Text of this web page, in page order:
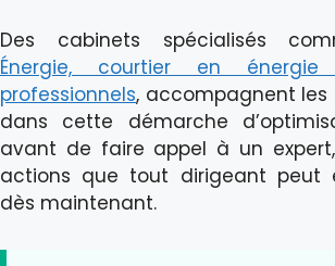
Des cabinets spécialisés
Énergie, courtier en
professionnels, accompagnent les
dans cette démarche
avant de faire appel à un
actions que tout dirigeant peut
dès maintenant.